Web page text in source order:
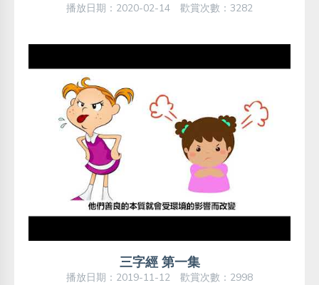
播放日期：2020-02-14 歡賞次數：3282
三字經 第一集
播放日期：2019-11-12 歡賞次數：2998